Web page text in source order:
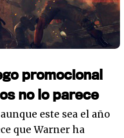
promocional
no lo parece
este sea el año
que Warner ha